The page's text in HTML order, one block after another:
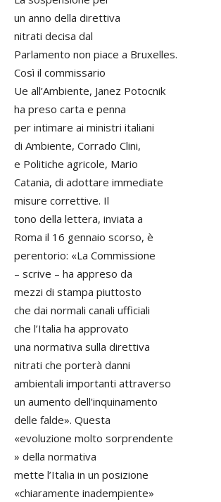
un anno della direttiva
nitrati decisa dal
Parlamento non piace a Bruxelles.
Così il commissario
Ue all’Ambiente, Janez Potocnik
ha preso carta e penna
per intimare ai ministri italiani
di Ambiente, Corrado Clini,
e Politiche agricole, Mario
Catania, di adottare immediate
misure correttive. Il
tono della lettera, inviata a
Roma il 16 gennaio scorso, è
perentorio: «La Commissione
– scrive – ha appreso da
mezzi di stampa piuttosto
che dai normali canali ufficiali
che l’Italia ha approvato
una normativa sulla direttiva
nitrati che porterà danni
ambientali importanti attraverso
un aumento dell'inquinamento
delle falde». Questa
«evoluzione molto sorprendente
» della normativa
mette l’Italia in un posizione
«chiaramente inadempiente»